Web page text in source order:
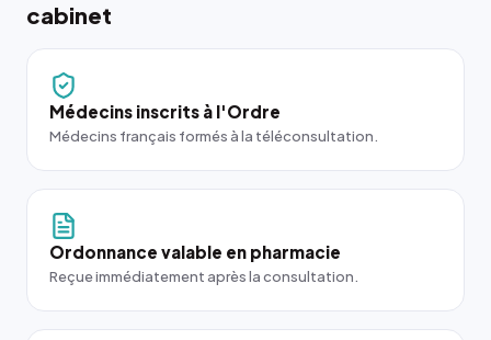
cabinet
Médecins inscrits à l'Ordre
Médecins français formés à la téléconsultation.
Ordonnance valable en pharmacie
Reçue immédiatement après la consultation.